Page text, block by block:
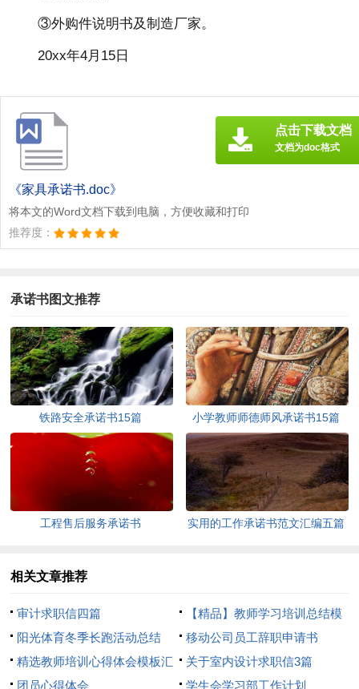
③外购件说明书及制造厂家。
20xx年4月15日
《家具承诺书.doc》
将本文的Word文档下载到电脑，方便收藏和打印
推荐度：
点击下载文档
文档为doc格式
承诺书图文推荐
铁路安全承诺书15篇 小学教师师德师风承诺书15篇
工程售后服务承诺书 实用的工作承诺书范文汇编五篇
相关文章推荐
审计求职信四篇
【精品】教师学习培训总结模
板8篇
阳光体育冬季长跑活动总结
移动公司员工辞职申请书
精选教师培训心得体会模板汇
总8篇
关于室内设计求职信3篇
团员心得体会
学生会学习部工作计划